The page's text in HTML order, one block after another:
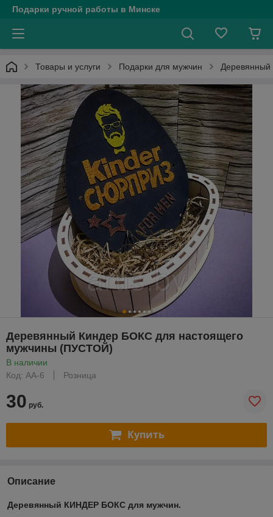
Подарки ручной работы в Минске
Товары и услуги Подарки для мужчин
Деревянный Киндер БОКС для настоящего
мужчины (ПУСТОЙ)
В наличии
Код: АА-6
Розница
30 руб.
Купить
Описание
Деревянный КИНДЕР БОКС для мужчин.